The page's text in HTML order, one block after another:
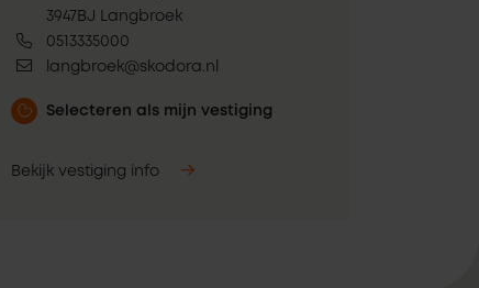
3947BJ Langbroek
0513335000
langbroek@skodora.nl
Selecteren als mijn vestiging
Bekijk vestiging info